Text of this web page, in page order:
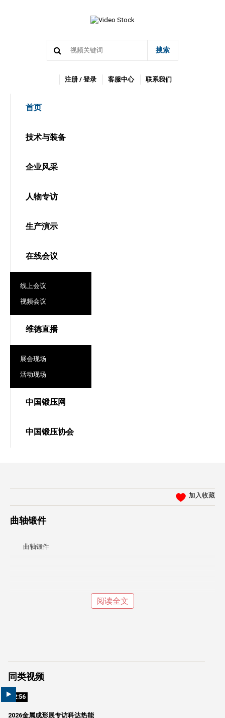
搜索
注册 / 登录 客服中心 联系我们
首页
技术与装备
企业风采
人物专访
生产演示
在线会议
线上会议
视频会议
维德直播
展会现场
活动现场
中国锻压网
中国锻压协会
加入收藏
曲轴锻件
曲轴锻件
阅读全文
同类视频
02:56
2026金属成形展专访科达热能